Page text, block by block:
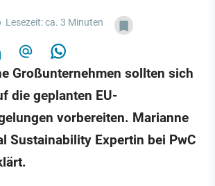
Lesezeit: ca. 3 Minuten
Großunternehmen sollten sich
die geplanten EU-
vorbereiten. Marianne
Sustainability Expertin bei PwC